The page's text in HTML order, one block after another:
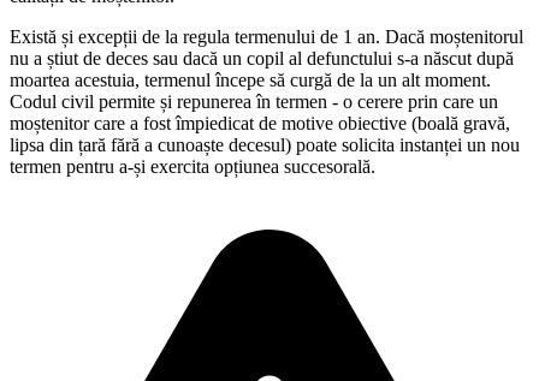
Există și excepții de la regula termenului de 1 an. Dacă moștenitorul
nu a știut de deces sau dacă un copil al defunctului s-a născut după
moartea acestuia, termenul începe să curgă de la un alt moment.
Codul civil permite și repunerea în termen - o cerere prin care un
moștenitor care a fost împiedicat de motive obiective (boală gravă,
lipsa din țară fără a cunoaște decesul) poate solicita instanței un nou
termen pentru a-și exercita opțiunea succesorală.